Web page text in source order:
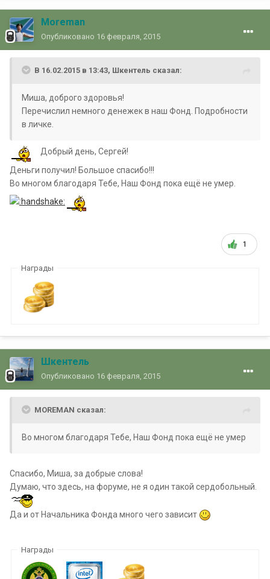
Moreman
Опубликовано 16 февраля, 2015
В 16.02.2015 в 13:43, Шкентель сказал:
Миша, доброго здоровья!
Перечислил немного денежек в наш Фонд. Подробности
в личке.
Добрый день, Сергей!
Деньги получил! Большое спасибо!!!
Во многом благодаря Тебе, Наш Фонд пока ещё не умер.
1
Награды
Шкентель
Опубликовано 16 февраля, 2015
MOREMAN сказал:
Во многом благодаря Тебе, Наш Фонд пока ещё не умер
Спасибо, Миша, за добрые слова!
Думаю, что здесь, на форуме, не я один такой сердобольный.
Да и от Начальника Фонда много чего зависит
Награды